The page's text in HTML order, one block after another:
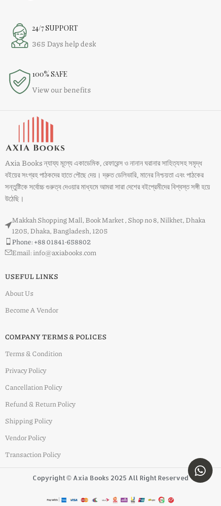
24/7 SUPPORT
365 Days help desk
100% SAFE
View our benefits
Axia Books ন্যায্য মূল্যে একাডেমিক, রেফারেন্স ও নানান ঘরানার সাহিত্যসহ সমৃদ্ধ
বইয়ের সংগ্রহ পাঠকদের হাতে পৌছে দেয়। দ্রুত ডেলিভারি, মানের নিশ্চয়তা এবং পাঠকের
সন্তুষ্টিকে সর্বোচ্চ গুরুত্ব দেওয়ার মাধ্যমে আমরা সারা দেশের বইপ্রেমীদের বিশ্বস্ত সঙ্গী হয়ে
উঠেছি।
Makkah Shopping Mall, Book Market , Shop no 8, Nilkhet, Dhaka
1205, Dhaka, Bangladesh, 1205
Phone: +88 01841-658802
Email: info@axiabooks.com
USEFUL LINKS
About Us
Become A Vendor
COMPANY TERMS & POLICES
Terms & Condition
Privacy Policy
Cancellation Policy
Refund & Return Policy
Shipping Policy
Vendor Policy
Transaction Policy
Copyright © Axia Books 2025 All Right Reserved